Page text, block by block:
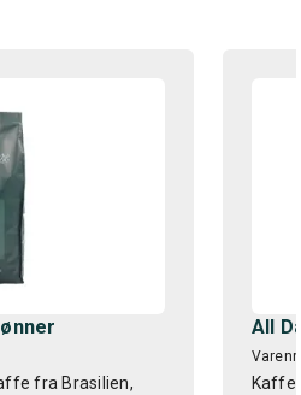
fra Brasilien,
All